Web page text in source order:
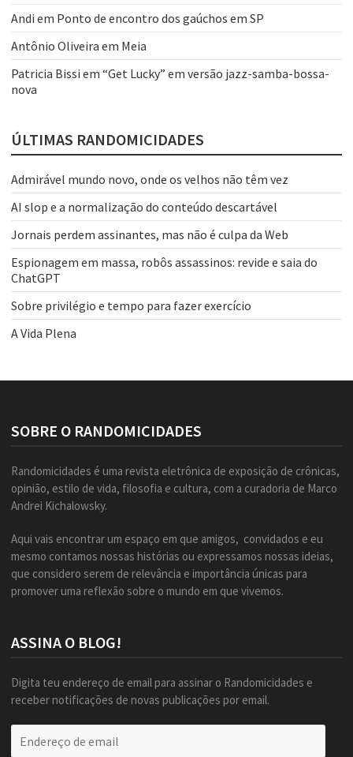
Andi em Ponto de encontro dos gaúchos em SP
Antônio Oliveira em Meia
Patricia Bissi em “Get Lucky” em versão jazz-samba-bossa-
nova
ÚLTIMAS RANDOMICIDADES
Admirável mundo novo, onde os velhos não têm vez
AI slop e a normalização do conteúdo descartável
Jornais perdem assinantes, mas não é culpa da Web
Espionagem em massa, robôs assassinos: revide e saia do
ChatGPT
Sobre privilégio e tempo para fazer exercício
A Vida Plena
SOBRE O RANDOMICIDADES
Randomicidades é uma revista eletrônica de exposição de crônicas,
opinião, estilo de vida, filosofia e cultura, com a curadoria de Marco
Andrei Kichalowsky.
Aqui vais encontrar um espaço em que amigos, convidados e eu
mesmo contamos nossas histórias ou expressamos nossas ideias,
que considero serem de relevância e importância únicas para
promover uma reflexão sobre o mundo em que vivemos.
ASSINA O BLOG!
Digita teu endereço de email para assinar o Randomicidades e
receber notificações de novas publicações por email.
de